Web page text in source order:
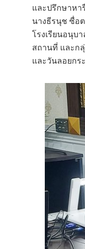
และปรึกษาหา
นางธีรนุช ซื่อ
โรงเรียนอนุบ
สถานที่ และก
และวันลอยกร